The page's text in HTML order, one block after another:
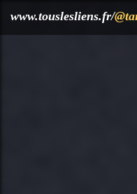
www.touslesliens.fr/